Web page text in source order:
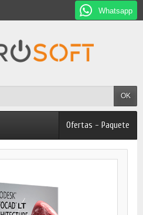
Whatsapp
OK
Ofertas - Paquete